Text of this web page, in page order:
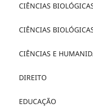
CIÊNCIAS
CIÊNCIAS
CIÊNCIAS E
DIREITO
EDUCAÇÃO